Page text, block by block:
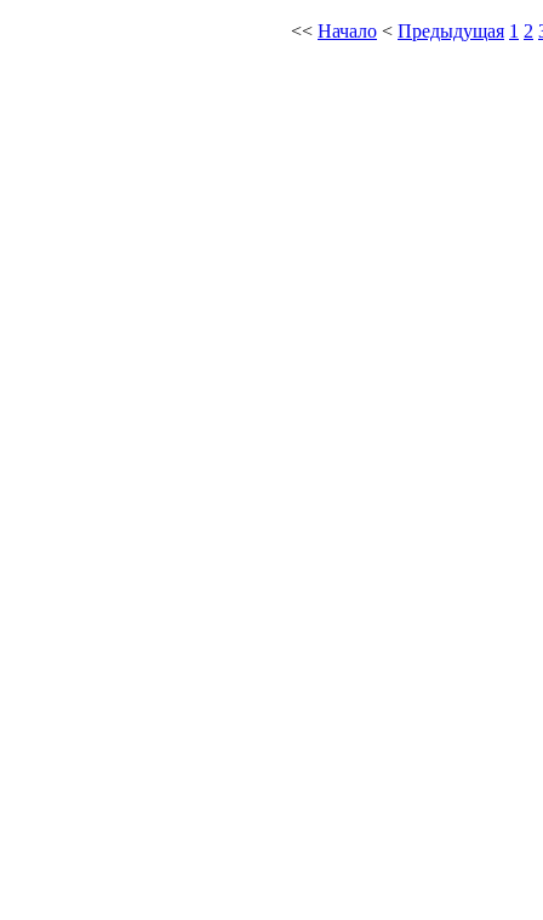
<< Начало < Предыдущая 1 2